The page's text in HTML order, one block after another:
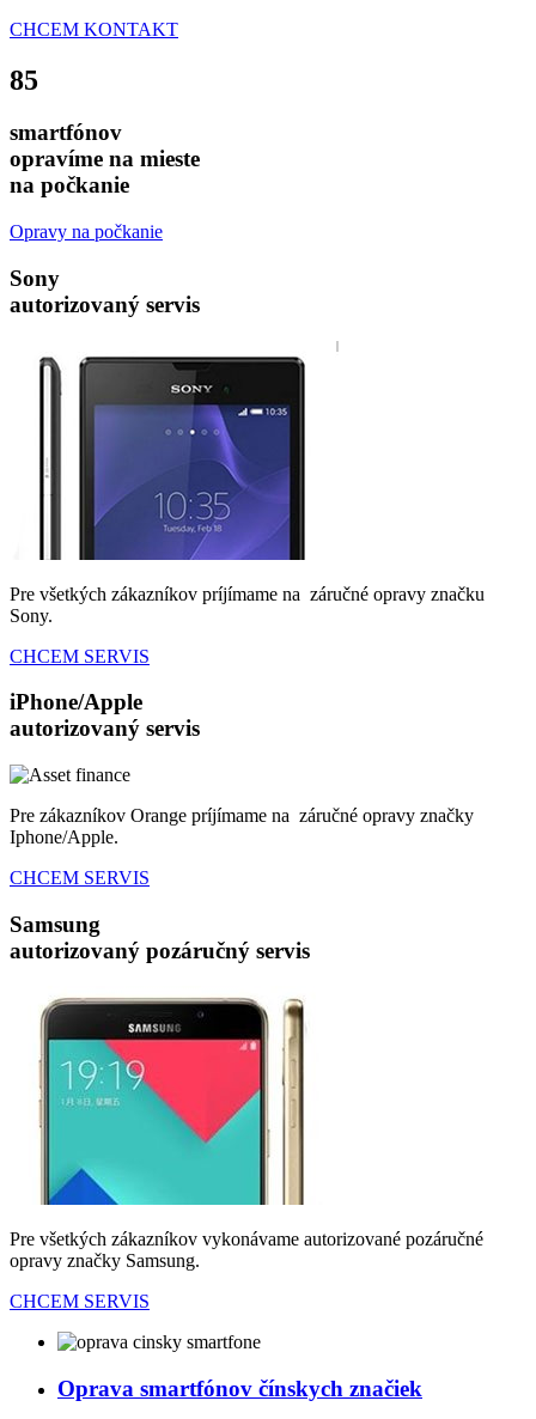
CHCEM KONTAKT
85
smartfónov
opravíme na mieste
na počkanie
Opravy na počkanie
Sony
autorizovaný servis
Pre všetkých zákazníkov príjímame na záručné opravy značku
Sony.
CHCEM SERVIS
iPhone/Apple
autorizovaný servis
Pre zákazníkov Orange príjímame na záručné opravy značky
Iphone/Apple.
CHCEM SERVIS
Samsung
autorizovaný pozáručný servis
Pre všetkých zákazníkov vykonávame autorizované pozáručné
opravy značky Samsung.
CHCEM SERVIS
Oprava smartfónov čínskych značiek